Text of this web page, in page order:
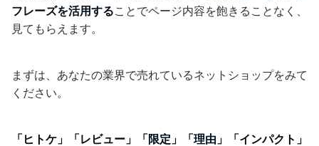
フレーズを活用することでページ内容を飽きることなく、
見てもらえます。
まずは、あなたの業界で売れているネットショップをみて
ください。
「ヒトケ」「レビュー」「限定」「理由」「インパクト」